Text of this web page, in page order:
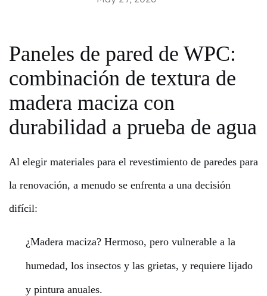
Paneles de pared de WPC:
combinación de textura de
madera maciza con
durabilidad a prueba de agua
Al elegir materiales para el revestimiento de paredes para
la renovación, a menudo se enfrenta a una decisión
difícil:
¿Madera maciza? Hermoso, pero vulnerable a la
humedad, los insectos y las grietas, y requiere lijado
y pintura anuales.